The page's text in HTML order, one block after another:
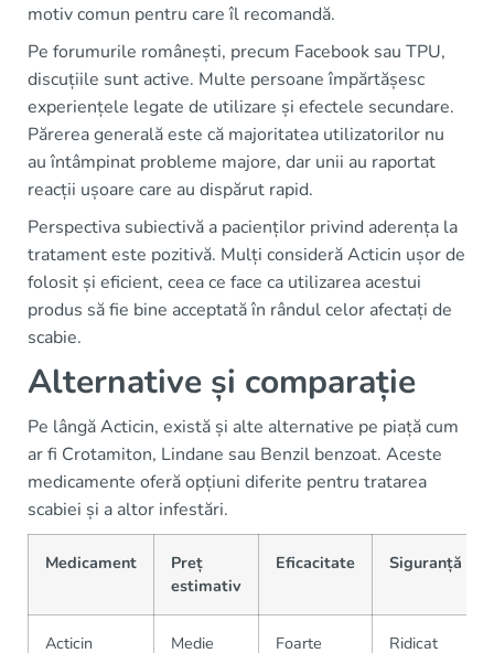
motiv comun pentru care îl recomandă.
Pe forumurile românești, precum Facebook sau TPU,
discuțiile sunt active. Multe persoane împărtășesc
experiențele legate de utilizare și efectele secundare.
Părerea generală este că majoritatea utilizatorilor nu
au întâmpinat probleme majore, dar unii au raportat
reacții ușoare care au dispărut rapid.
Perspectiva subiectivă a pacienților privind aderența la
tratament este pozitivă. Mulți consideră Acticin ușor de
folosit și eficient, ceea ce face ca utilizarea acestui
produs să fie bine acceptată în rândul celor afectați de
scabie.
Alternative și comparație
Pe lângă Acticin, există și alte alternative pe piață cum
ar fi Crotamiton, Lindane sau Benzil benzoat. Aceste
medicamente oferă opțiuni diferite pentru tratarea
scabiei și a altor infestări.
Medicament
Preț
estimativ
Eficacitate Siguranță
Acticin Medie Foarte Ridicat